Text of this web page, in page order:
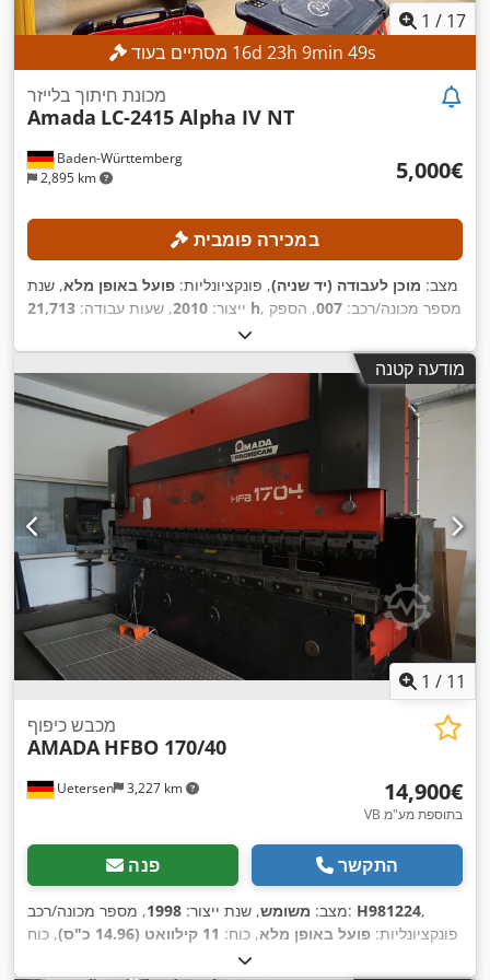
1 / 17
16d 23h 9min 46s
Baden-Württemberg
2,895 km
מכונת חיתוך בלייזר
Amada LC-2415 Alpha IV NT
‏5,000 ‏€
במכירה פומבית
מצב: מוכן לעבודה (יד שניה), פונקציונליות: פועל באופן מלא, שנת
ייצור: 2010, שעות עבודה: 21,713 h , מספר מכונה/רכב: 007, הספק
, עובי מירבי של יריעת פלדה:
מקסימלי של פח נירוסטה:10 מ"מ
, עובי מירבי של יריעת אלומיניום:
8 מ"מ, מרחק נסיעה בציר X: 2,520 מ"מ, מרחק תנועה בציר Y:
1,550 מ"מ, מרחק תנועה ציר Z:
מודעה קטנה
1 / 11
Uetersen 3,227 km
מכבש כיפוף
AMADA HFBO 170/40
‏14,900 ‏€
VB בתוספת מע"מ
פנה התקשר
מצב: משומש, שנת ייצור: 1998 , מספר מכונה/רכב: H981224,
פונקציונליות: פועל באופן מלא, כוח: 11 קילוואט (14.96 כ"ס)
, כוח
, מהירות הפעלה: